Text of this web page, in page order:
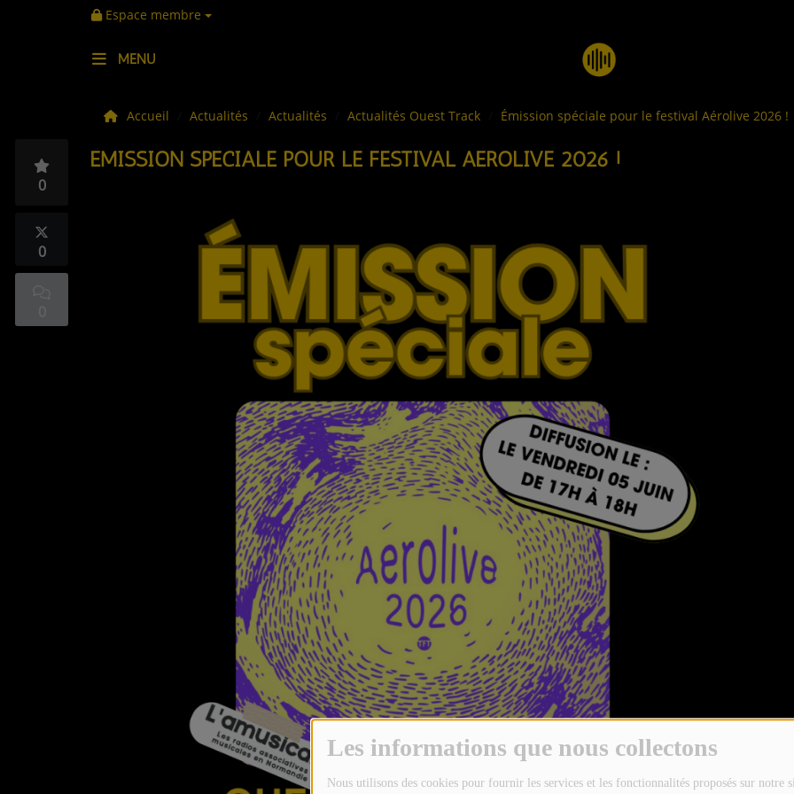
Les informations que nous collectons
Nous utilisons des cookies pour fournir les services et les fonctionnalités proposés sur notre
Espace membre
MENU
LA MUSIQUE
C'ÉTAIT QUOI CE TITRE ?
LES WEBRADIOS
LES ATELIERS PÉDAGOGIQUES
Accueil Actualités Actualités Actualités Ouest Track Émission spéciale pour le festival Aérolive 2026 !
ÉMISSION SPÉCIALE POUR LE FESTIVAL AÉROLIVE 2026 !
0
0